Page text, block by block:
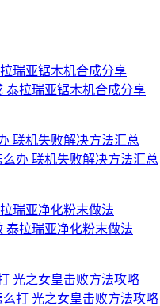
泰拉瑞亚锯木机合成分享
办 联机失败解决方法汇总
泰拉瑞亚净化粉末做法
打 光之女皇击败方法攻略